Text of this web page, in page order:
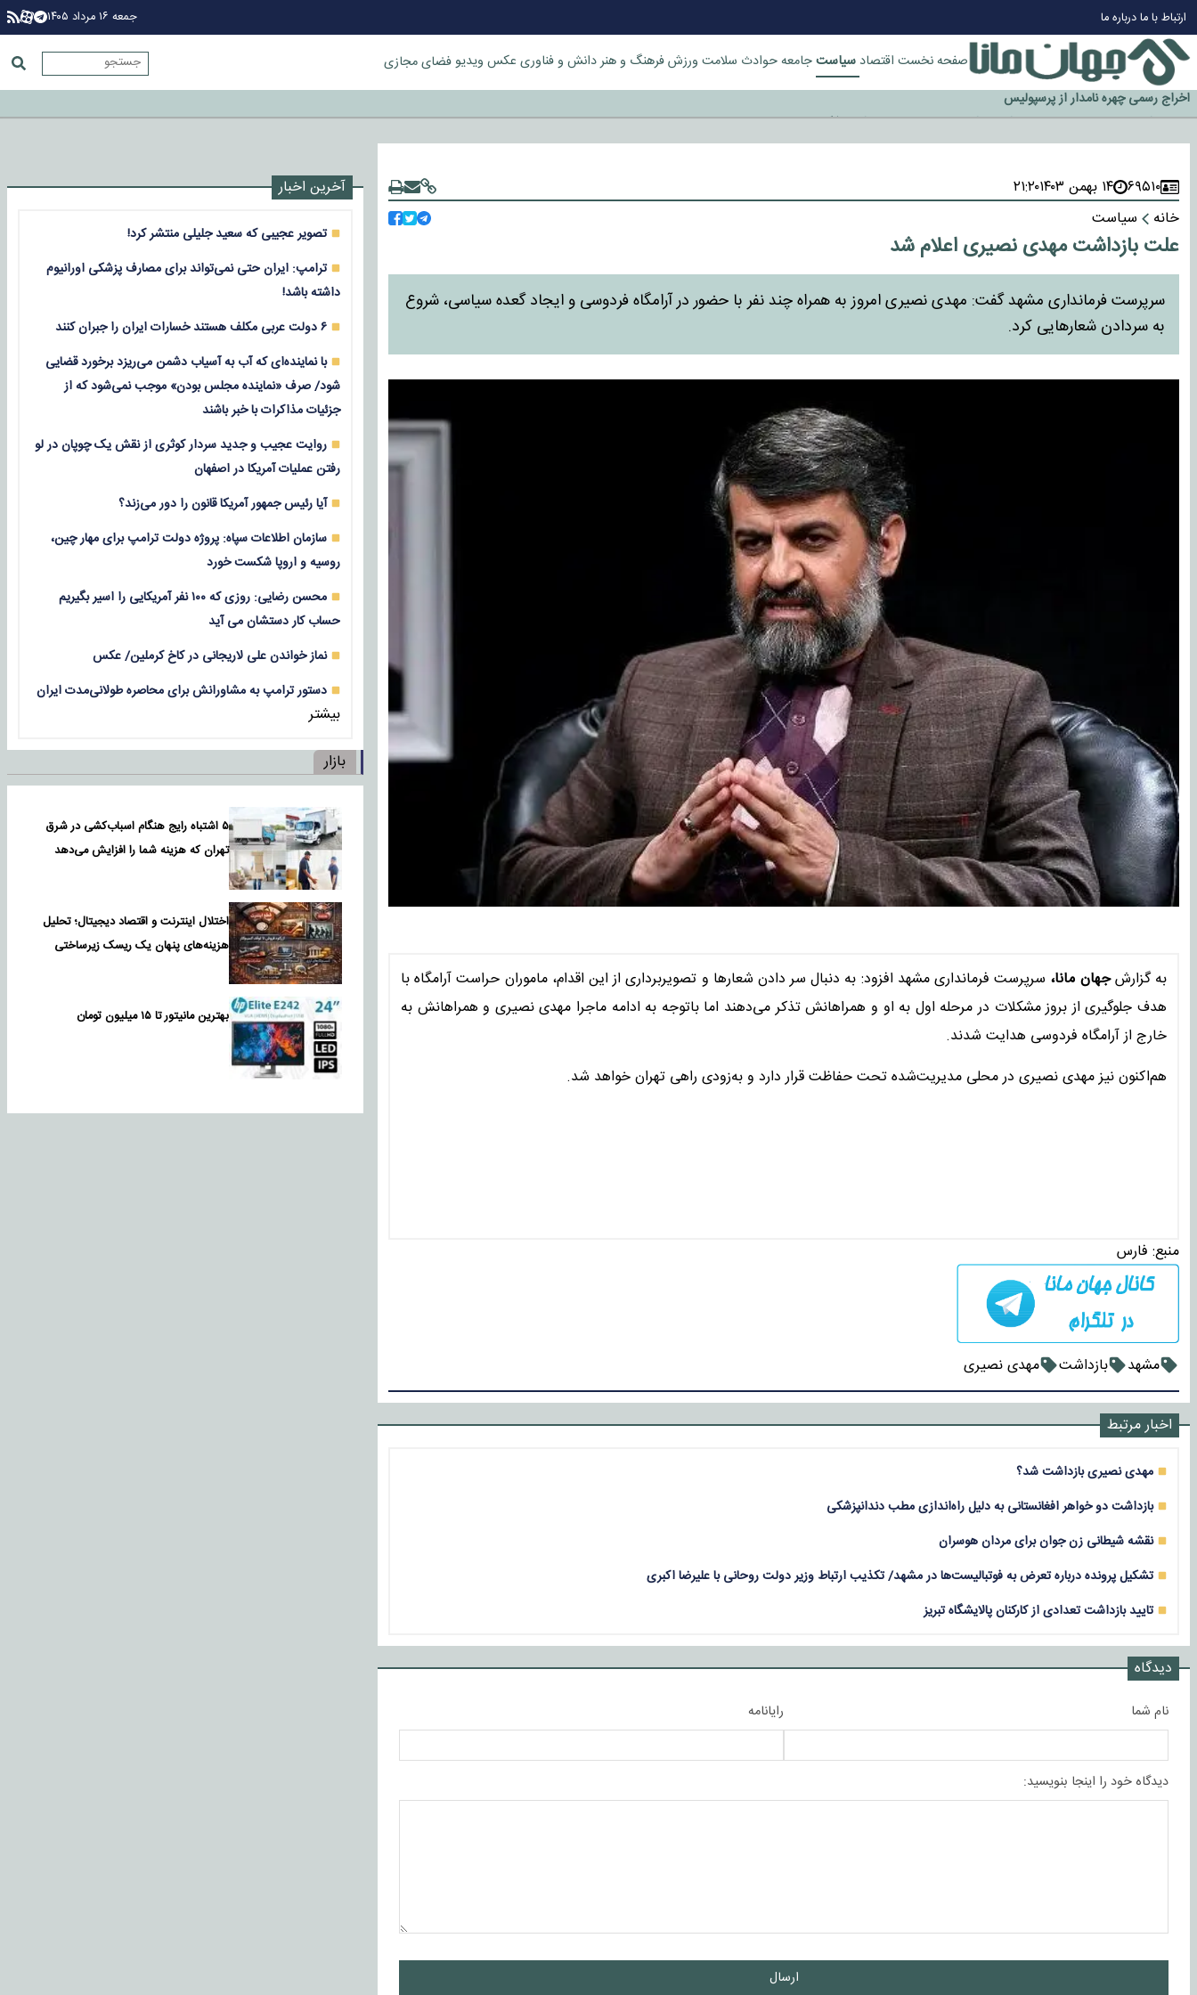
ارتباط با مادرباره ما جمعه ۱۶ مرداد ۱۴۰۵
صفحه نخست اقتصاد سیاستجامعهحوادث سلامت ورزشفرهنگ و هنردانش و فناوری عکس ویدیوفضای مجازی
چرا طلا دوباره افزایشی شد؟
گزینه جدایی اوسمار روی میز مدیران پرسپولیس
آیا رئیس جمهور آمریکا قانون را دور می‌زند؟
اخراج رسمی چهره نامدار از پرسپولیس
سازمان اطلاعات سپاه: پروژه دولت ترامپ برای مهار چین، روسیه و اروپا شکست خورد
۶۹۵۱۰ ۱۴ بهمن ۱۴۰۳
۲۱:۲۰
خانه
سیاست
علت بازداشت مهدی نصیری اعلام شد
سرپرست فرمانداری مشهد گفت: مهدی نصیری امروز به همراه چند نفر با حضور در آرامگاه فردوسی و ایجاد گعده سیاسی، شروع
به سردادن شعارهایی کرد.
به گزارشجهان مانا، سرپرست فرمانداری مشهد افزود: به دنبال سر دادن شعارها و تصویربرداری از این اقدام، ماموران حراست آرامگاه با
هدف جلوگیری از بروز مشکلات در مرحله اول به او و همراهانش تذکر می‌دهند اما باتوجه به ادامه ماجرا مهدی نصیری و همراهانش به
خارج از آرامگاه فردوسی هدایت شدند.
هم‌اکنون نیز مهدی نصیری در محلی مدیریت‌شده تحت حفاظت قرار دارد و به‌زودی راهی تهران خواهد شد.
منبع: فارس
مشهد بازداشت مهدی نصیری
اخبار مرتبط
مهدی نصیری بازداشت شد؟
بازداشت دو خواهر افغانستانی به دلیل راه‌اندازی مطب دندانپزشکی
نقشه شیطانی زن جوان برای مردان هوسران
تشکیل پرونده درباره تعرض به فوتبالیست‌ها در مشهد/ تکذیب ارتباط وزیر دولت روحانی با علیرضا اکبری
تایید بازداشت تعدادی از کارکنان پالایشگاه تبریز
دیدگاه
نام شما رایانامه
دیدگاه خود را اینجا بنویسید:
ارسال
آخرین اخبار
تصویر عجیبی که سعید جلیلی منتشر کرد!
ترامپ: ایران حتی نمی‌تواند برای مصارف پزشکی اورانیوم
داشته باشد!
۶ دولت عربی مکلف هستند خسارات ایران را جبران کنند
با نماینده‌ای که آب به آسیاب دشمن می‌ریزد برخورد قضایی
شود/ صرف «نماینده مجلس بودن» موجب نمی‌شود که از
جزئیات مذاکرات با خبر باشند
روایت عجیب و جدید سردار کوثری از نقش یک چوپان در لو
رفتن عملیات آمریکا در اصفهان
آیا رئیس جمهور آمریکا قانون را دور می‌زند؟
سازمان اطلاعات سپاه: پروژه دولت ترامپ برای مهار چین،
روسیه و اروپا شکست خورد
محسن رضایی: روزی که ۱۰۰ نفر آمریکایی را اسیر بگیریم
حساب کار دستشان می آید
نماز خواندن علی لاریجانی در کاخ کرملین/ عکس
دستور ترامپ به مشاورانش برای محاصره طولانی‌مدت ایران
بیشتر
بازار
۵ اشتباه رایج هنگام اسباب‌کشی در شرق
تهران که هزینه شما را افزایش می‌دهد
اختلال اینترنت و اقتصاد دیجیتال؛ تحلیل
هزینه‌های پنهان یک ریسک زیرساختی
بهترین مانیتور تا ۱۵ میلیون تومان